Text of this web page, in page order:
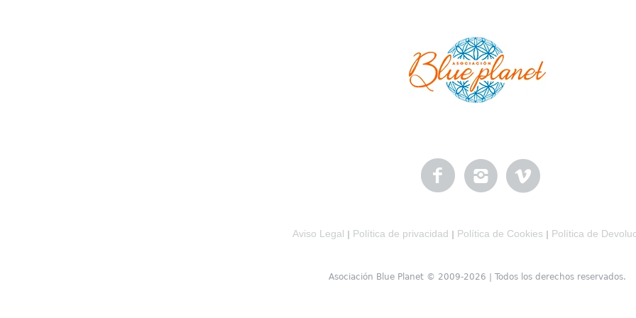
Aviso Legal Política de privacidad Política de Cookies Política de
Asociación Blue Planet © 2009-2026 | Todos los derechos reservados.